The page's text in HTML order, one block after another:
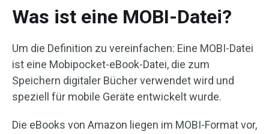
Was ist eine MOBI-Datei?
Um die Definition zu vereinfachen: Eine MOBI-Datei
ist eine Mobipocket-eBook-Datei, die zum
Speichern digitaler Bücher verwendet wird und
speziell für mobile Geräte entwickelt wurde.
Die eBooks von Amazon liegen im MOBI-Format vor,